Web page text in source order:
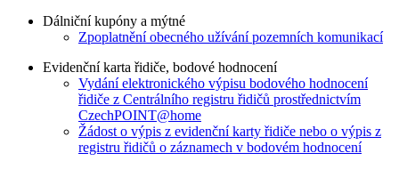
Dálniční kupóny a mýtné
Zpoplatnění obecného užívání pozemních komunikací
Evidenční karta řidiče, bodové hodnocení
Vydání elektronického výpisu bodového hodnocení
řidiče z Centrálního registru řidičů prostřednictvím
CzechPOINT@home
Žádost o výpis z evidenční karty řidiče nebo o výpis z
registru řidičů o záznamech v bodovém hodnocení